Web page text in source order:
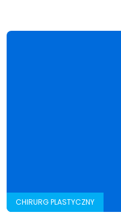
CHIRURG PLASTYCZNY